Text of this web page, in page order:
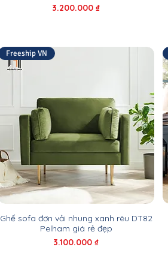
Giá
3.200.000 ₫
Freeship VN
Ghế sofa đơn vải nhung xanh rêu DT82
Pelham giá rẻ đẹp
Giá
3.100.000 ₫